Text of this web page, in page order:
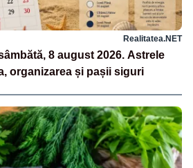
Realitatea.NET
8 august 2026. Astrele
organizarea și pașii siguri